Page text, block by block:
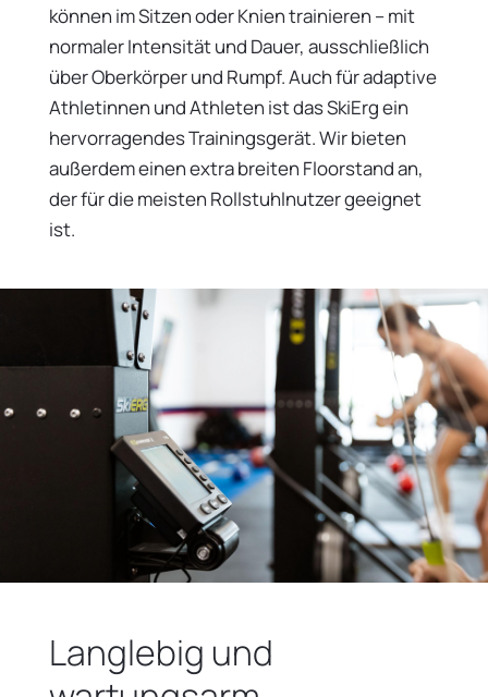
können im Sitzen oder Knien trainieren – mit
normaler Intensität und Dauer, ausschließlich
über Oberkörper und Rumpf. Auch für adaptive
Athletinnen und Athleten ist das SkiErg ein
hervorragendes Trainingsgerät. Wir bieten
außerdem einen extra breiten Floorstand an,
der für die meisten Rollstuhlnutzer geeignet
ist.
Langlebig und